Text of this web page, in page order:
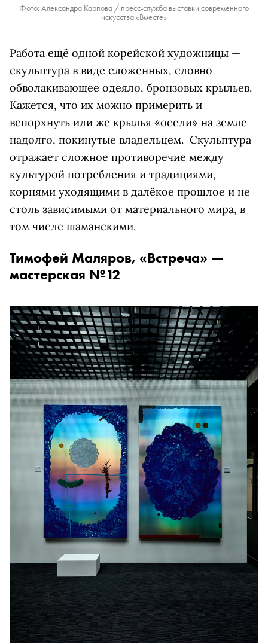
Фото: Александра Карпова / пресс-служба выставки современного
искусства «Вместе»
Работа ещё одной корейской художницы —
скульптура в виде сложенных, словно
обволакивающее одеяло, бронзовых крыльев.
Кажется, что их можно примерить и
вспорхнуть или же крылья «осели» на земле
надолго, покинутые владельцем. Скульптура
отражает сложное противоречие между
культурой потребления и традициями,
корнями уходящими в далёкое прошлое и не
столь зависимыми от материального мира, в
том числе шаманскими.
Тимофей Маляров, «Встреча» —
мастерская №12